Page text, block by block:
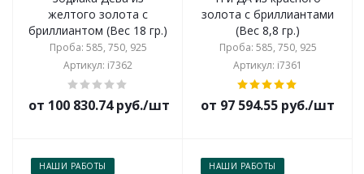
желтого золота с
бриллиантом (Вес 18 гр.)
Проба: 585, 750, 925
Артикул: i7362
от 100 830.74 руб./шт
золота с бриллиантами
(Вес 8,8 гр.)
Проба: 585, 750, 925
Артикул: i7361
от 97 594.55 руб./шт
НАШИ РАБОТЫ НАШИ РАБОТЫ